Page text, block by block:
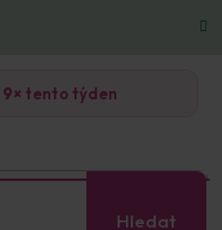
9× tento týden
Hledat